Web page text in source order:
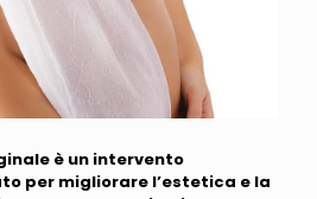
è un intervento
per migliorare l’estetica e la